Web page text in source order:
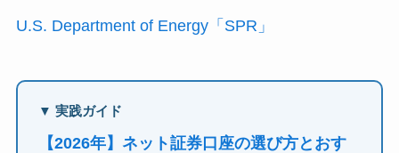
U.S. Department of Energy「SPR」
▼ 実践ガイド
【2026年】ネット証券口座の選び方とおす